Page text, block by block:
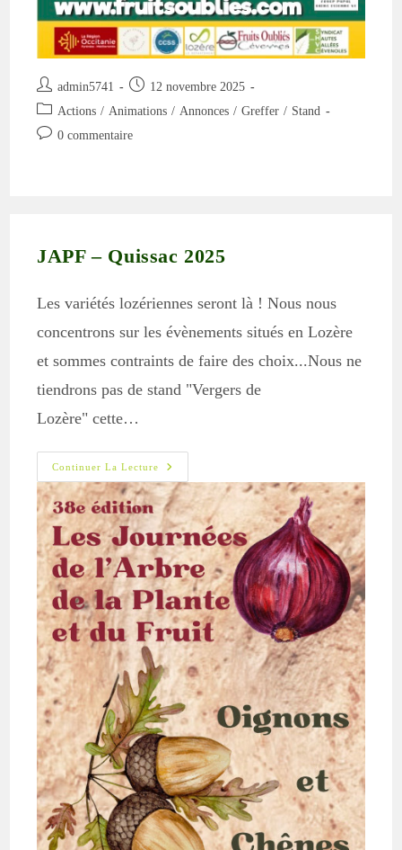
Auteur/autrice
de
la
publication :
admin5741
Publication
publiée :
12 novembre 2025
Post
category:
Actions / Animations / Annonces / Greffer / Stand
Commentaires
0 commentaire
JAPF – Quissac 2025
Les variétés lozériennes seront là ! Nous nous
concentrons sur les évènements situés en Lozère
et sommes contraints de faire des choix...Nous ne
tiendrons pas de stand "Vergers de
Lozère" cette…
Continuer La Lecture
JAPF
–
Quissac
2025